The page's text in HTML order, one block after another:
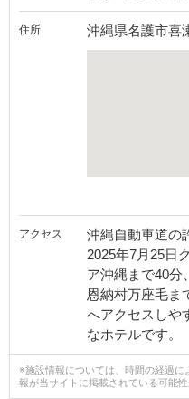
住所 沖縄県名護市喜
アクセス
沖縄自動車道の
2025年7月25日
ア沖縄まで40分
恩納村万座毛ま
へアクセスしや
なホテルです。
※施設情報については、時間の経過
報が当サイトに掲載されている可能性